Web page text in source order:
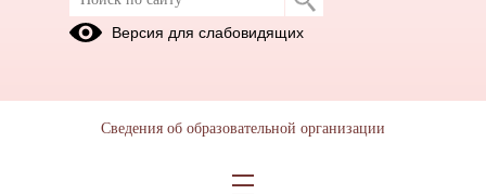
ОБРАЩЕНИЯ ГРАЖДАН
ПРОТИВОДЕЙСТВИЕ КОРРУПЦИИ
Версия для слабовидящих
Сведения об образовательной организации